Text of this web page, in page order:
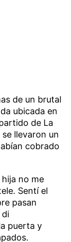
de un brutal
ubicada en
de La
llevaron un
cobrado
no me
Sentí el
pasan
di
puerta y